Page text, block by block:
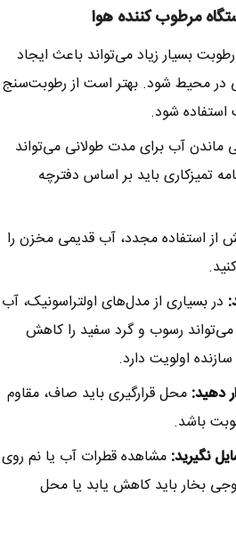
مرطوب کننده هوا
رطوبت بسیار زیاد می‌تواند باعث ایجاد
در محیط شود. بهتر است از رطوبت‌سنج
استفاده شود.
ماندن آب برای مدت طولانی می‌تواند
تمیزکاری باید بر اساس دفترچه
از استفاده مجدد، آب قدیمی مخزن را
در بسیاری از مدل‌های اولتراسونیک، آب
می‌تواند رسوب و گرد سفید را کاهش
اولویت دارد.
دهید: محل قرارگیری باید صاف، مقاوم
باشد.
نگیرید: مشاهده قطرات آب یا نم روی
بخار باید کاهش یابد یا محل